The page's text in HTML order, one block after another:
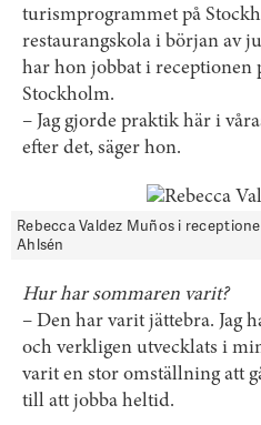
turismprogrammet på
restaurangskola i början av
har hon jobbat i receptionen
Stockholm.
– Jag gjorde praktik här i
efter det, säger hon.
Rebecca Valdez Muños i
Ahlsén
Hur har sommaren varit?
– Den har varit jättebra. Jag
och verkligen utvecklats i
varit en stor omställning att
till att jobba heltid.